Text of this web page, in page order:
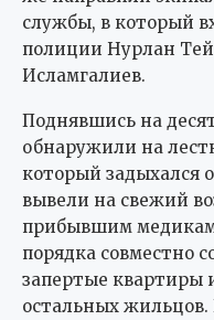
службы, в который
полиции Нурлан
Исламгалиев.
Поднявшись на
обнаружили на
который задыхался
вывели на свежий
прибывшим
порядка совместно
запертые квартиры
остальных жильцов.